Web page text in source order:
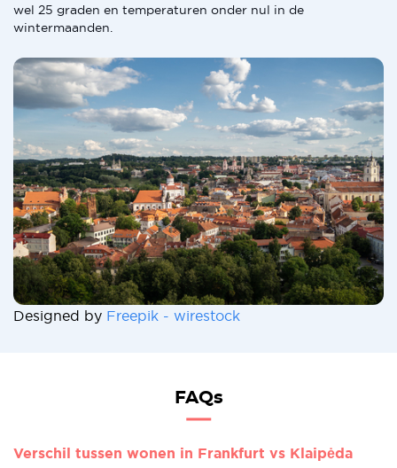
wel 25 graden en temperaturen onder nul in de
wintermaanden.
Designed by Freepik - wirestock
FAQs
Verschil tussen wonen in Frankfurt vs Klaipėda